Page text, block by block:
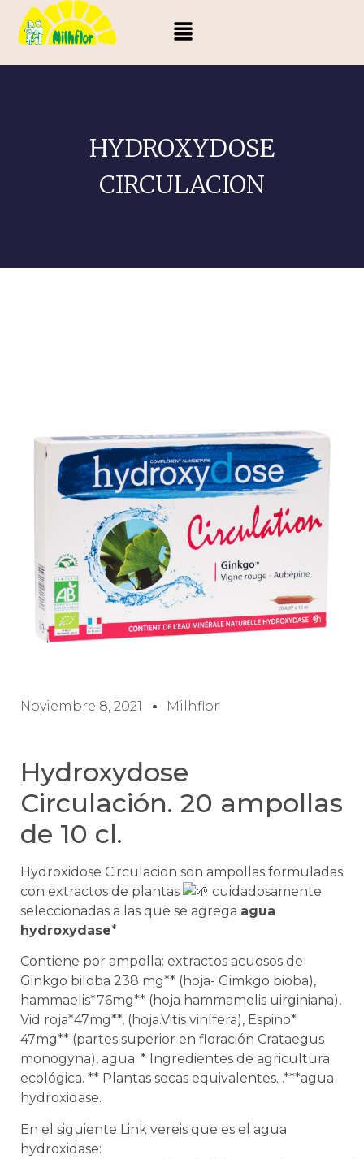
HYDROXYDOSE
CIRCULACION
Noviembre 8, 2021 Milhflor
Hydroxydose
Circulación. 20 ampollas
de 10 cl.
Hydroxidose Circulacion son ampollas formuladas
con extractos de plantas
cuidadosamente
seleccionadas a las que se agrega agua
hydroxydase*
Contiene por ampolla: extractos acuosos de
Ginkgo biloba 238 mg** (hoja- Gimkgo bioba),
hammaelis*76mg** (hoja hammamelis uirginiana),
Vid roja*47mg**, (hoja.Vitis vinífera), Espino*
47mg** (partes superior en floración Crataegus
monogyna), agua. * Ingredientes de agricultura
ecológica. ** Plantas secas equivalentes. .***agua
hydroxidase.
En el siguiente Link vereis que es el agua
hydroxidase: